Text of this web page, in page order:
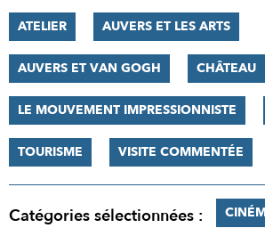
ATELIER AUVERS ET LES ARTS
AUVERS ET VAN GOGH CHÂTEAU
LE MOUVEMENT IMPRESSIONNISTE
TOURISME VISITE COMMENTÉE
Catégories sélectionnées :